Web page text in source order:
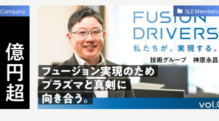
Company SLE Members